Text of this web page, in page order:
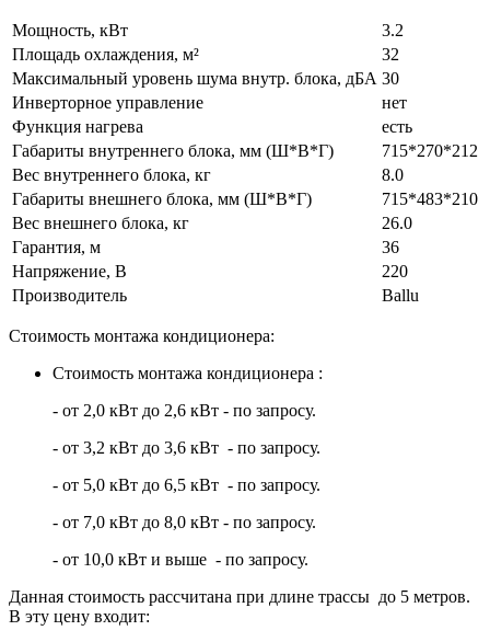
Мощность, кВт
3.2
Площадь охлаждения, м²
32
Максимальный уровень шума внутр. блока, дБА 30
Инверторное управление
нет
Функция нагрева
есть
Габариты внутреннего блока, мм (Ш*В*Г)
715*270*212
Вес внутреннего блока, кг
8.0
Габариты внешнего блока, мм (Ш*В*Г)
715*483*210
Вес внешнего блока, кг
26.0
Гарантия, м
36
Напряжение, В
220
Производитель
Ballu
Стоимость монтажа кондиционера:
Стоимость монтажа кондиционера :
- от 2,0 кВт до 2,6 кВт - по запросу.
- от 3,2 кВт до 3,6 кВт - по запросу.
- от 5,0 кВт до 6,5 кВт - по запросу.
- от 7,0 кВт до 8,0 кВт - по запросу.
- от 10,0 кВт и выше - по запросу.
Данная стоимость рассчитана при длине трассы до 5 метров.
В эту цену входит: